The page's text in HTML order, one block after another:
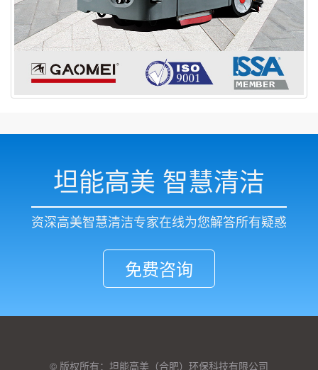
坦能高美 智慧清洁
资深高美智慧清洁专家在线为您解答所有疑惑
免费咨询
© 版权所有：坦能高美（合肥）环保科技有限公司